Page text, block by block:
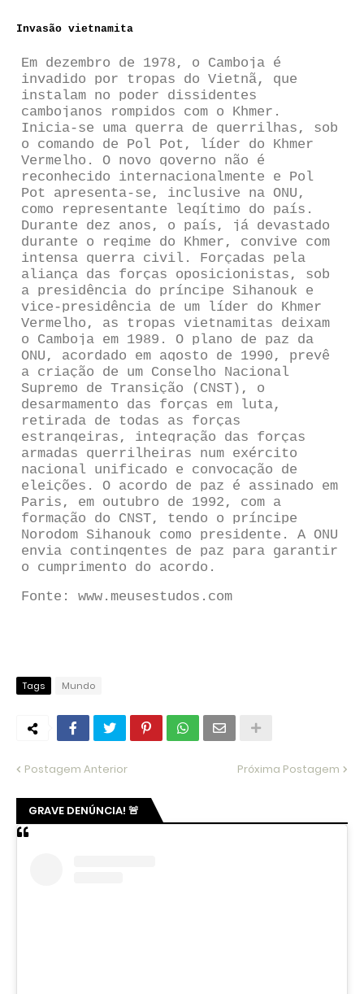
Invasão vietnamita
Em dezembro de 1978, o Camboja é
invadido por tropas do Vietnã, que
instalam no poder dissidentes
cambojanos rompidos com o Khmer.
Inicia-se uma guerra de guerrilhas, sob
o comando de Pol Pot, líder do Khmer
Vermelho. O novo governo não é
reconhecido internacionalmente e Pol
Pot apresenta-se, inclusive na ONU,
como representante legítimo do país.
Durante dez anos, o país, já devastado
durante o regime do Khmer, convive com
intensa guerra civil. Forçadas pela
aliança das forças oposicionistas, sob
a presidência do príncipe Sihanouk e
vice-presidência de um líder do Khmer
Vermelho, as tropas vietnamitas deixam
o Camboja em 1989. O plano de paz da
ONU, acordado em agosto de 1990, prevê
a criação de um Conselho Nacional
Supremo de Transição (CNST), o
desarmamento das forças em luta,
retirada de todas as forças
estrangeiras, integração das forças
armadas guerrilheiras num exército
nacional unificado e convocação de
eleições. O acordo de paz é assinado em
Paris, em outubro de 1992, com a
formação do CNST, tendo o príncipe
Norodom Sihanouk como presidente. A ONU
envia contingentes de paz para garantir
o cumprimento do acordo.
Fonte: www.meusestudos.com
Tags Mundo
Postagem Anterior Próxima Postagem
GRAVE DENÚNCIA! 🚨